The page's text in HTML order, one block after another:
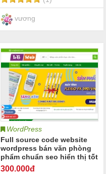
vương
WordPress
Full source code website
wordpress bán văn phòng
phẩm chuẩn seo hiển thị tốt
trên mobile
300.000đ